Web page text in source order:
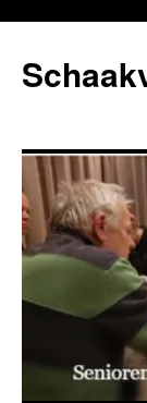
de
inhoud